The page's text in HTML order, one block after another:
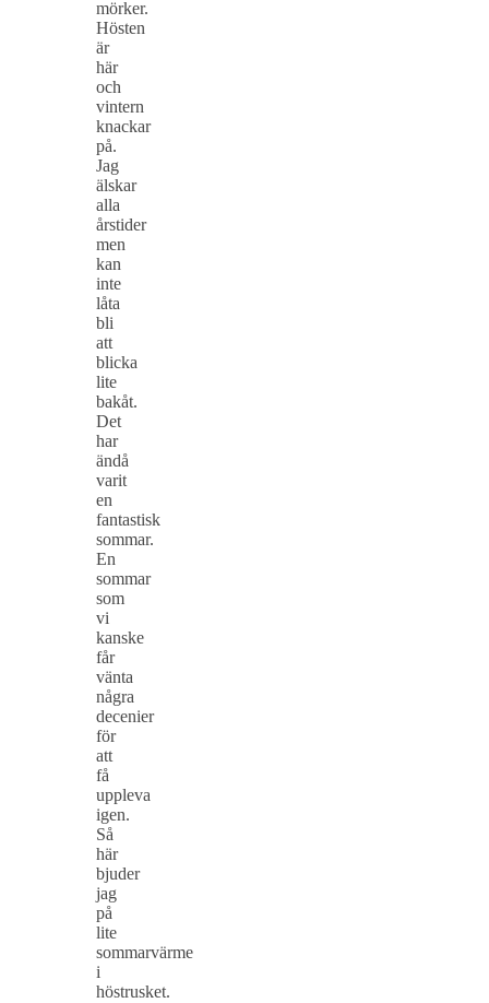
mörker.
Hösten
är
här
och
vintern
knackar
på.
Jag
älskar
alla
årstider
men
kan
inte
låta
bli
att
blicka
lite
bakåt.
Det
har
ändå
varit
en
fantastisk
sommar.
En
sommar
som
vi
kanske
får
vänta
några
decenier
för
att
få
uppleva
igen.
Så
här
bjuder
jag
på
lite
sommarvärme
i
höstrusket.